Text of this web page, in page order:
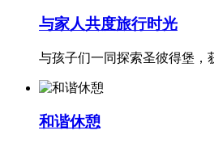
与家人共度旅行时光
与孩子们一同探索圣彼得堡，
和谐休憩